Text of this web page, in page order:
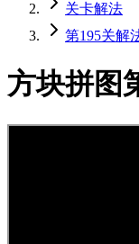
关卡解法
第195关解
方块拼图